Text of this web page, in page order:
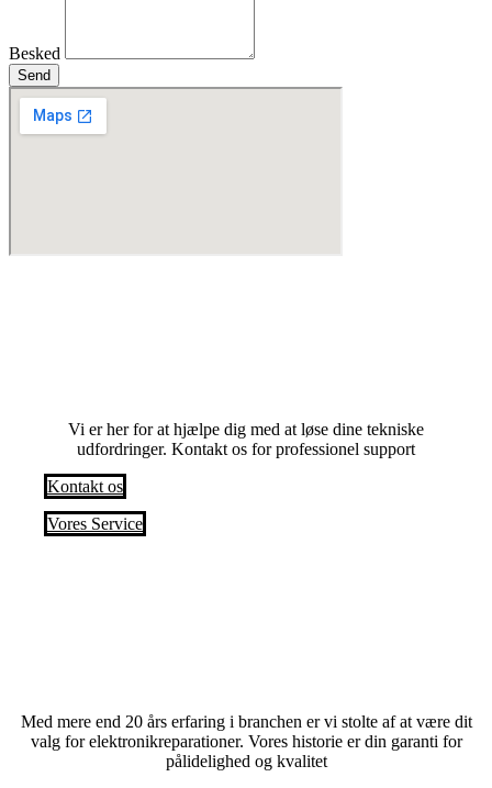
Besked
Send
Vi er her for at hjælpe dig med at løse dine tekniske
udfordringer. Kontakt os for professionel support
Kontakt os
Vores Service
Med mere end 20 års erfaring i branchen er vi stolte af at være dit
valg for elektronikreparationer. Vores historie er din garanti for
pålidelighed og kvalitet